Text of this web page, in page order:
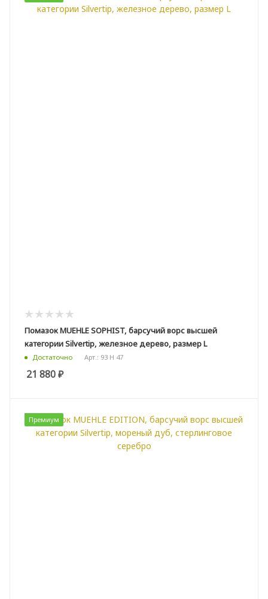
Помазок MUEHLE SOPHIST, барсучий ворс высшей
категории Silvertip, железное дерево, размер L
Достаточно Арт.: 93 H 47
21 880₽
Премиум